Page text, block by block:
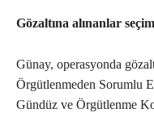
Gözaltına alınanlar
Günay, operasyonda
Örgütlenmeden Sorumlu
Gündüz ve Örgütlenme